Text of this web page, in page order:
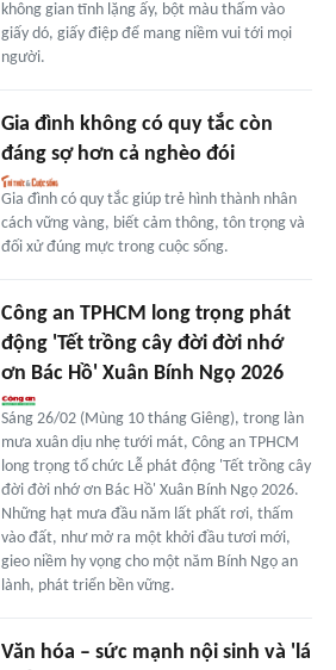
không gian tĩnh lặng ấy, bột màu thấm vào
giấy dó, giấy điệp để mang niềm vui tới mọi
người.
Gia đình không có quy tắc còn
đáng sợ hơn cả nghèo đói
Gia đình có quy tắc giúp trẻ hình thành nhân
cách vững vàng, biết cảm thông, tôn trọng và
đối xử đúng mực trong cuộc sống.
Công an TPHCM long trọng phát
động 'Tết trồng cây đời đời nhớ
ơn Bác Hồ' Xuân Bính Ngọ 2026
Sáng 26/02 (Mùng 10 tháng Giêng), trong làn
mưa xuân dịu nhẹ tưới mát, Công an TPHCM
long trọng tổ chức Lễ phát động 'Tết trồng cây
đời đời nhớ ơn Bác Hồ' Xuân Bính Ngọ 2026.
Những hạt mưa đầu năm lất phất rơi, thấm
vào đất, như mở ra một khởi đầu tươi mới,
gieo niềm hy vọng cho một năm Bính Ngọ an
lành, phát triển bền vững.
Văn hóa – sức mạnh nội sinh và 'lá